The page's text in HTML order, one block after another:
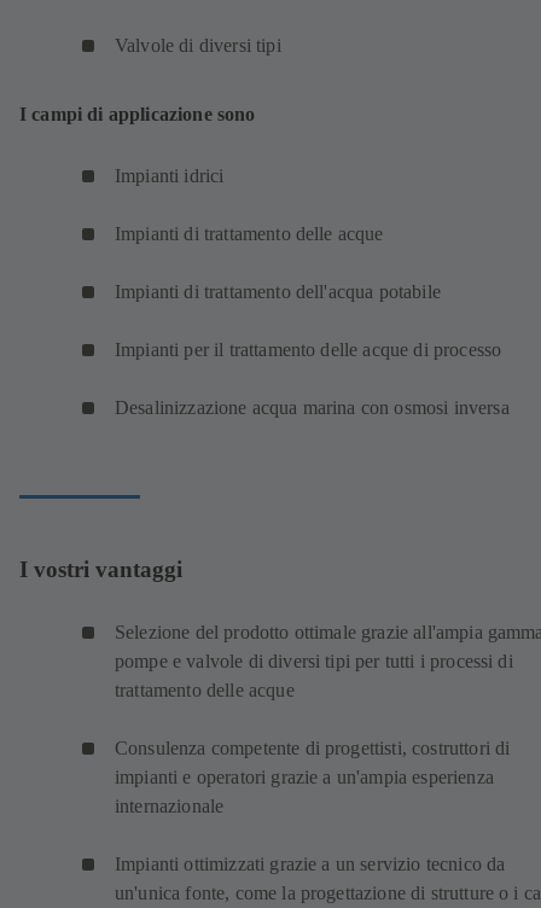
Valvole di diversi tipi
I campi di applicazione sono
Impianti idrici
Impianti di trattamento delle acque
Impianti di trattamento dell'acqua potabile
Impianti per il trattamento delle acque di processo
Desalinizzazione acqua marina con osmosi inversa
I vostri vantaggi
Selezione del prodotto ottimale grazie all'ampia
pompe e valvole di diversi tipi per tutti i processi di
trattamento delle acque
Consulenza competente di progettisti, costruttori di
impianti e operatori grazie a un'ampia esperienza
internazionale
Impianti ottimizzati grazie a un servizio tecnico da
un'unica fonte, come la progettazione di strutture o i